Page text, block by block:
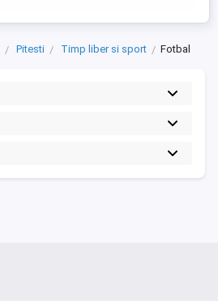
Pitesti Timp liber si sport Fotbal